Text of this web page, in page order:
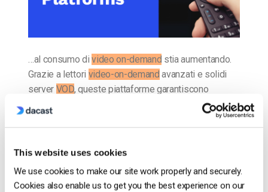
This website uses cookies
We use cookies to make our site work properly and securely.
Cookies also enable us to get you the best experience on our
…al consumo divideo on-demand stia aumentando.
Grazie a lettori video-on-demand avanzati e solidi
server VOD, queste piattaforme garantiscono
esperienze di visione fluide e rendono il
video-on-
Inserito in Il blog degli esperti di video dacast